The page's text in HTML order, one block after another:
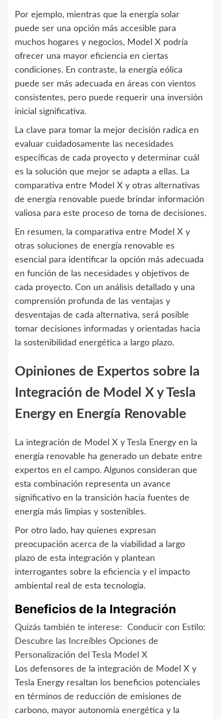
Por ejemplo, mientras que la energía solar
puede ser una opción más accesible para
muchos hogares y negocios, Model X podría
ofrecer una mayor eficiencia en ciertas
condiciones. En contraste, la energía eólica
puede ser más adecuada en áreas con vientos
consistentes, pero puede requerir una inversión
inicial significativa.
La clave para tomar la mejor decisión radica en
evaluar cuidadosamente las necesidades
específicas de cada proyecto y determinar cuál
es la solución que mejor se adapta a ellas. La
comparativa entre Model X y otras alternativas
de energía renovable puede brindar información
valiosa para este proceso de toma de decisiones.
En resumen, la comparativa entre Model X y
otras soluciones de energía renovable es
esencial para identificar la opción más adecuada
en función de las necesidades y objetivos de
cada proyecto. Con un análisis detallado y una
comprensión profunda de las ventajas y
desventajas de cada alternativa, será posible
tomar decisiones informadas y orientadas hacia
la sostenibilidad energética a largo plazo.
Opiniones de Expertos sobre la
Integración de Model X y Tesla
Energy en Energía Renovable
La integración de Model X y Tesla Energy en la
energía renovable ha generado un debate entre
expertos en el campo. Algunos consideran que
esta combinación representa un avance
significativo en la transición hacia fuentes de
energía más limpias y sostenibles.
Por otro lado, hay quienes expresan
preocupación acerca de la viabilidad a largo
plazo de esta integración y plantean
interrogantes sobre la eficiencia y el impacto
ambiental real de esta tecnología.
Beneficios de la Integración
Quizás también te interese:
Conducir con Estilo:
Descubre las Increíbles Opciones de
Personalización del Tesla Model X
Los defensores de la integración de Model X y
Tesla Energy resaltan los beneficios potenciales
en términos de reducción de emisiones de
carbono, mayor autonomía energética y la